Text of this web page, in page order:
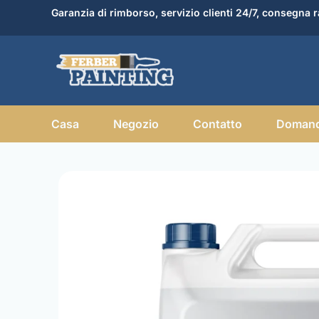
Garanzia di rimborso, servizio clienti 24/7, consegna
Casa Negozio Contatto